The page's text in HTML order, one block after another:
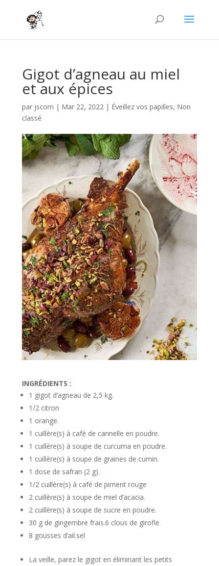
Gigot d’agneau au miel
et aux épices
par jscom | Mar 22, 2022| Éveillez vos papilles, Non
classé
INGRÉDIENTS :
1 gigot d’agneau de 2,5 kg.
1/2 citron
1 orange.
1 cuillère(s) à café de cannelle en poudre.
1 cuillère(s) à soupe de curcuma en poudre.
1 cuillère(s) à soupe de graines de cumin.
1 dose de safran (2 g).
1/2 cuillère(s) à café de piment rouge
2 cuillère(s) à soupe de miel d’acacia.
2 cuillère(s) à soupe de sucre en poudre.
30 g de gingembre frais.6 clous de girofle.
8 gousses d’ail.sel
La veille, parez le gigot en éliminant les petits